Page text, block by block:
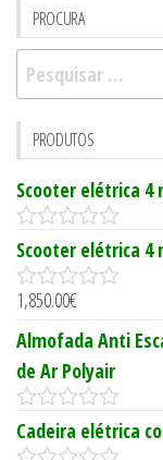
PROCURA
Pesquisar
por:
PRODUTOS
Scooter elétrica
0
o
u
t
f
5
Scooter elétrica 4
0
u
o
f
5
1,850.00€
Almofada Anti
de Ar Polyair
0
o
Cadeira elétrica